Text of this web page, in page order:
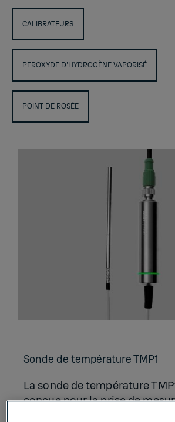
CALIBRATEURS
PEROXYDE D'HYDROGÈNE VAPORISÉ
POINT DE ROSÉE
Sonde de tem­pé­ra­ture TMP1
La sonde de température
conçue pour la prise de